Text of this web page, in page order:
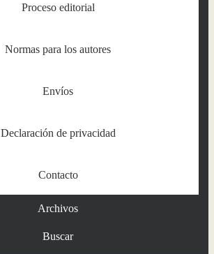
Proceso editorial
Normas para los autores
Envíos
Declaración de privacidad
Contacto
Archivos
Buscar